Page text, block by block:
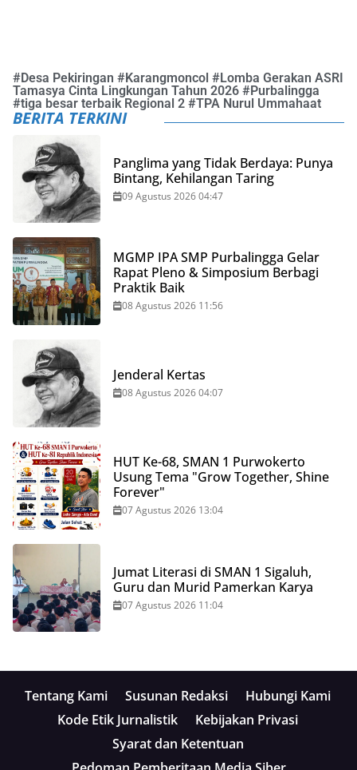
#Desa Pekiringan #Karangmoncol #Lomba Gerakan ASRI
Tamasya Cinta Lingkungan Tahun 2026 #Purbalingga
#tiga besar terbaik Regional 2 #TPA Nurul Ummahaat
BERITA TERKINI
Panglima yang Tidak Berdaya: Punya
Bintang, Kehilangan Taring
09 Agustus 2026 04:47
MGMP IPA SMP Purbalingga Gelar
Rapat Pleno & Simposium Berbagi
Praktik Baik
08 Agustus 2026 11:56
Jenderal Kertas
08 Agustus 2026 04:07
HUT Ke-68, SMAN 1 Purwokerto
Usung Tema "Grow Together, Shine
Forever"
07 Agustus 2026 13:04
Jumat Literasi di SMAN 1 Sigaluh,
Guru dan Murid Pamerkan Karya
07 Agustus 2026 11:04
Tentang Kami Susunan Redaksi
Hubungi Kami
Kode Etik Jurnalistik
Kebijakan Privasi
Syarat dan Ketentuan